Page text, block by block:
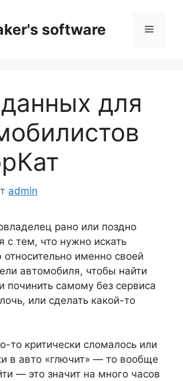
software Меню
для
admin
рано или поздно
с тем, что нужно искать
именно своей
автомобиля, чтобы найти
починить самому без сервиса
или сделать какой-то
то критически сломалось или
в авто «глючит» — то вообще
— это значит на много часов